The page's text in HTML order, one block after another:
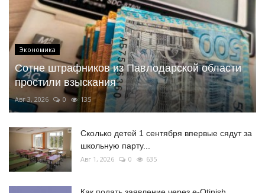
Экономика
Сотне штрафников из Павлодарской области
простили взыскания
Авг 3, 2026 0 135
Сколько детей 1 сентября впервые сядут за
школьную парту...
Авг 1, 2026 0 635